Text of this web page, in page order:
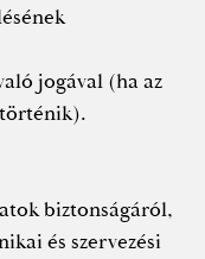
jogával (ha az
biztonságáról,
és szervezési